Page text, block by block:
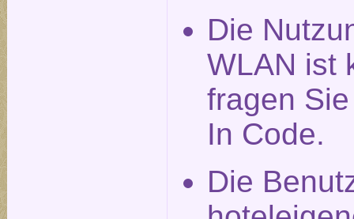
Die
WLAN ist
fragen
In Code.
Die